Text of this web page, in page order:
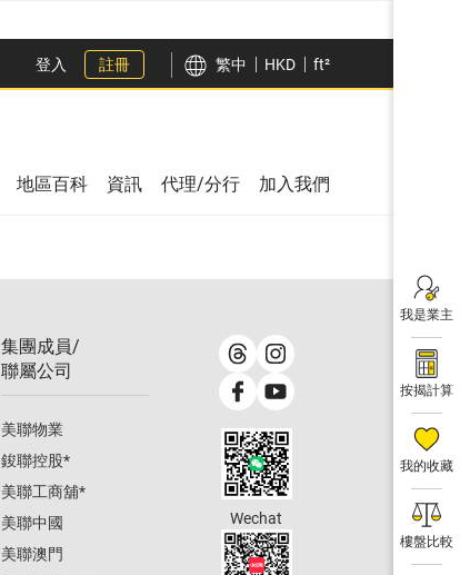
登入 註冊 繁中 HKD ft²
我是業主
按揭計算
我的收藏
樓盤比較
地區百科 資訊 代理/分行 加入我們
集團成員/
聯屬公司
美聯物業
鋑聯控股*
美聯工商舖*
美聯中國
美聯澳門
Wechat